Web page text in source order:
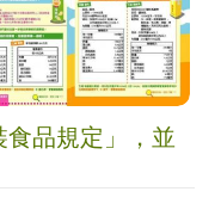
品規定」，並